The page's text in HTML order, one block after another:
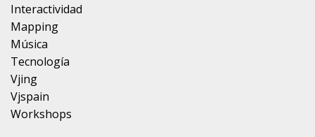
Interactividad
Mapping
Música
Tecnología
Vjing
Vjspain
Workshops